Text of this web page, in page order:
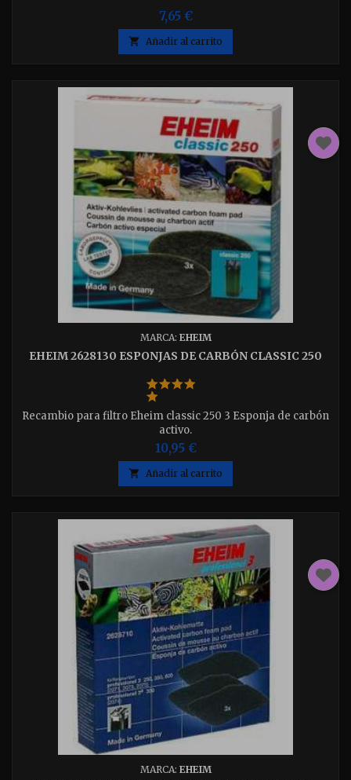
7,65 €
 Añadir al carrito
MARCA: EHEIM
EHEIM 2628130 ESPONJAS DE CARBÓN CLASSIC 250
Recambio para filtro Eheim classic 250 3 Esponja de carbón
activo.
10,95 €
 Añadir al carrito
MARCA: EHEIM